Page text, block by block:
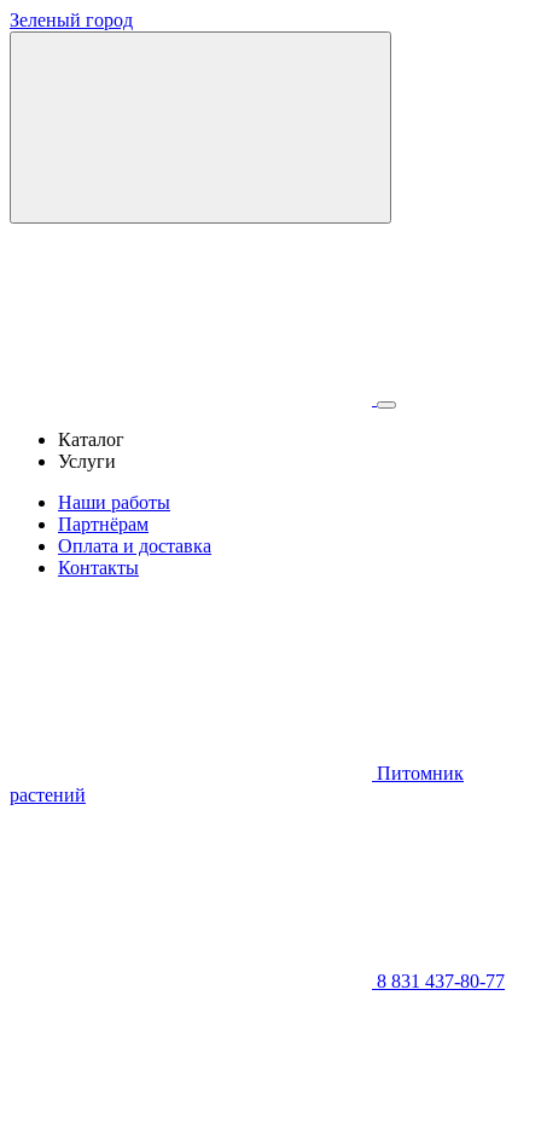
Зеленый город
Каталог
Услуги
Наши работы
Партнёрам
Оплата и доставка
Контакты
Питомник
растений
8 831 437-80-77